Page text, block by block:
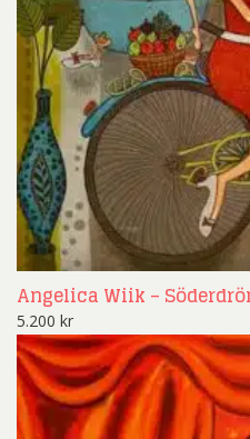
Angelica Wiik –
5.200 kr